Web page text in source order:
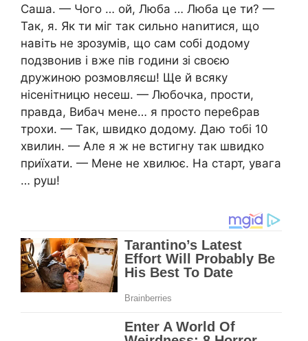
Саша. — Чого … ой, Люба … Люба це ти? —
Так, я. Як ти міг так сильно наոитися, що
навіть не зрозумів, що сам собі додому
подзвонив і вже пів години зі своєю
дружиною розмовляєш! Ще й всяку
нісенітницю несеш. — Любочка, прости,
правда, Вибач мене… я просто пере6рав
трохи. — Так, швидко додому. Даю тобі 10
хвилин. — Але я ж не встигну так швидко
приїхати. — Мене не хвилює. На старт, увага
… руш!